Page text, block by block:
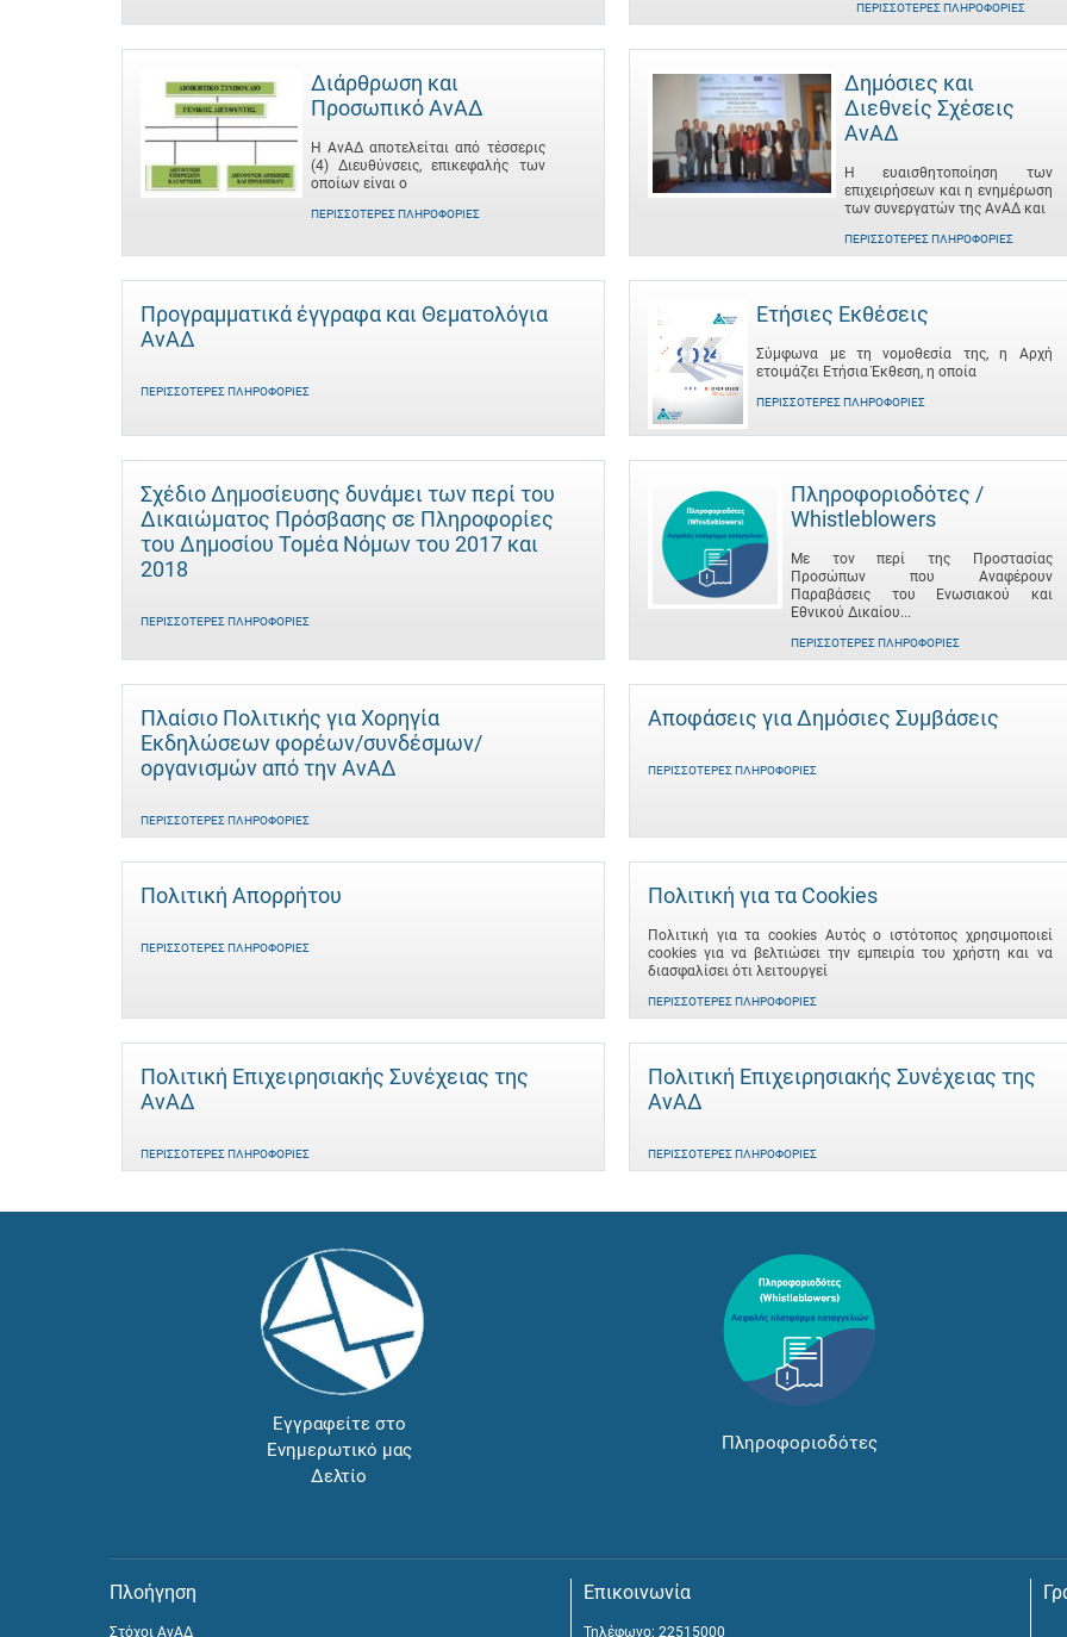
ΠΕΡΙΣΣΌΤΕΡΕΣ ΠΛΗΡΟΦΟΡΊΕΣ
Διάρθρωση και
Προσωπικό ΑνΑΔ
Η ΑνΑΔ αποτελείται από τέσσερις
(4) Διευθύνσεις, επικεφαλής των
οποίων είναι ο
ΠΕΡΙΣΣΌΤΕΡΕΣ ΠΛΗΡΟΦΟΡΊΕΣ
Δημόσιες και
Διεθνείς Σχέσεις
ΑνΑΔ
Η ευαισθητοποίηση των
επιχειρήσεων και η ενημέρωση
των συνεργατών της ΑνΑΔ και
ΠΕΡΙΣΣΌΤΕΡΕΣ ΠΛΗΡΟΦΟΡΊΕΣ
Προγραμματικά έγγραφα και Θεματολόγια
ΑνΑΔ
ΠΕΡΙΣΣΌΤΕΡΕΣ ΠΛΗΡΟΦΟΡΊΕΣ
Ετήσιες Εκθέσεις
Σύμφωνα με τη νομοθεσία της, η Αρχή
ετοιμάζει Ετήσια Έκθεση, η οποία
ΠΕΡΙΣΣΌΤΕΡΕΣ ΠΛΗΡΟΦΟΡΊΕΣ
Σχέδιο Δημοσίευσης δυνάμει των περί του
Δικαιώματος Πρόσβασης σε Πληροφορίες
του Δημοσίου Τομέα Νόμων του 2017 και
2018
ΠΕΡΙΣΣΌΤΕΡΕΣ ΠΛΗΡΟΦΟΡΊΕΣ
Πληροφοριοδότες /
Whistleblowers
Με τον περί της Προστασίας
Προσώπων που Αναφέρουν
Παραβάσεις του Ενωσιακού και
Εθνικού Δικαίου...
ΠΕΡΙΣΣΌΤΕΡΕΣ ΠΛΗΡΟΦΟΡΊΕΣ
Πλαίσιο Πολιτικής για Χορηγία
Εκδηλώσεων φορέων/συνδέσμων/
οργανισμών από την ΑνΑΔ
ΠΕΡΙΣΣΌΤΕΡΕΣ ΠΛΗΡΟΦΟΡΊΕΣ
Αποφάσεις για Δημόσιες Συμβάσεις
ΠΕΡΙΣΣΌΤΕΡΕΣ ΠΛΗΡΟΦΟΡΊΕΣ
Πολιτική Απορρήτου
ΠΕΡΙΣΣΌΤΕΡΕΣ ΠΛΗΡΟΦΟΡΊΕΣ
Πολιτική για τα Cookies
Πολιτική για τα cookies Αυτός ο ιστότοπος χρησιμοποιεί
cookies για να βελτιώσει την εμπειρία του χρήστη και να
διασφαλίσει ότι λειτουργεί
ΠΕΡΙΣΣΌΤΕΡΕΣ ΠΛΗΡΟΦΟΡΊΕΣ
Πολιτική Επιχειρησιακής Συνέχειας της
ΑνΑΔ
ΠΕΡΙΣΣΌΤΕΡΕΣ ΠΛΗΡΟΦΟΡΊΕΣ
Πολιτική Επιχειρησιακής Συνέχειας της
ΑνΑΔ
ΠΕΡΙΣΣΌΤΕΡΕΣ ΠΛΗΡΟΦΟΡΊΕΣ
Εγγραφείτε στο
Ενημερωτικό μας
Δελτίο
Πληροφοριοδότες
Πλοήγηση
Στόχοι ΑνΑΔ
Επικοινωνία
Τηλέφωνο: 22515000